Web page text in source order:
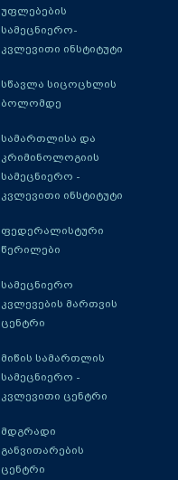
უფლებების
სამეცნიერო-
კვლევითი ინსტიტუტი
სწავლა სიცოცხლის
ბოლომდე
სამართლისა და
კრიმინოლოგიის
სამეცნიერო -
კვლევითი ინსტიტუტი
ფედერალისტური
წერილები
სამეცნიერო
კვლევების მართვის
ცენტრი
მიწის სამართლის
სამეცნიერო -
კვლევითი ცენტრი
მდგრადი
განვითარების
ცენტრი